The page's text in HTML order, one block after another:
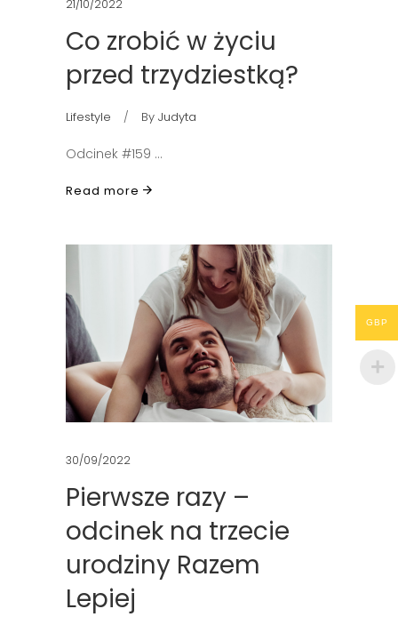
21/10/2022
Co zrobić w życiu
przed trzydziestką?
Lifestyle By Judyta
Odcinek #159
Read more
30/09/2022
Pierwsze razy –
odcinek na trzecie
urodziny Razem
Lepiej
GBP